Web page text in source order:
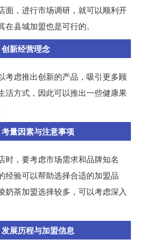
面，进行市场调研，就可以顺利开
县城加盟也是可行的。
新经营理念
考虑推出创新的产品，吸引更多顾
活方式，因此可以推出一些健康果
量因素与注意事项
时，要考虑市场需求和品牌知名
经验可以帮助选择合适的加盟品
奶茶加盟选择较多，可以考虑深入
展历程与加盟信息